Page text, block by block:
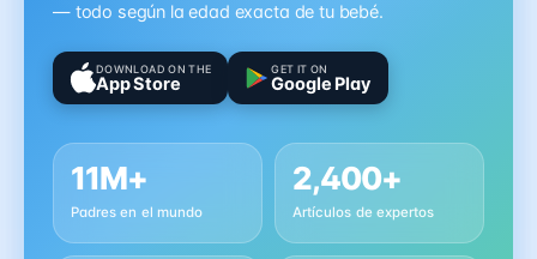
— todo según la edad exacta de tu bebé.
DOWNLOAD ON THE
App Store
GET IT ON
Google Play
11M+
Padres en el mundo
2,400+
Artículos de expertos